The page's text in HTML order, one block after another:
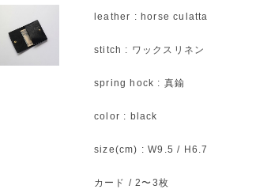
leather : horse culatta
stitch : ワックスリネン
spring hock : 真鍮
color : black
size(cm) : W9.5 / H6.7
カード / 2〜3枚